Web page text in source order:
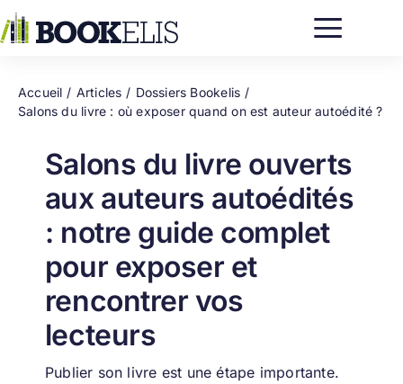
au
contenu
Accueil Articles
Dossiers Bookelis
Salons du livre : où exposer quand on est auteur autoédité ?
Salons du livre ouverts
aux auteurs autoédités
: notre guide complet
pour exposer et
rencontrer vos
lecteurs
Publier son livre est une étape importante.